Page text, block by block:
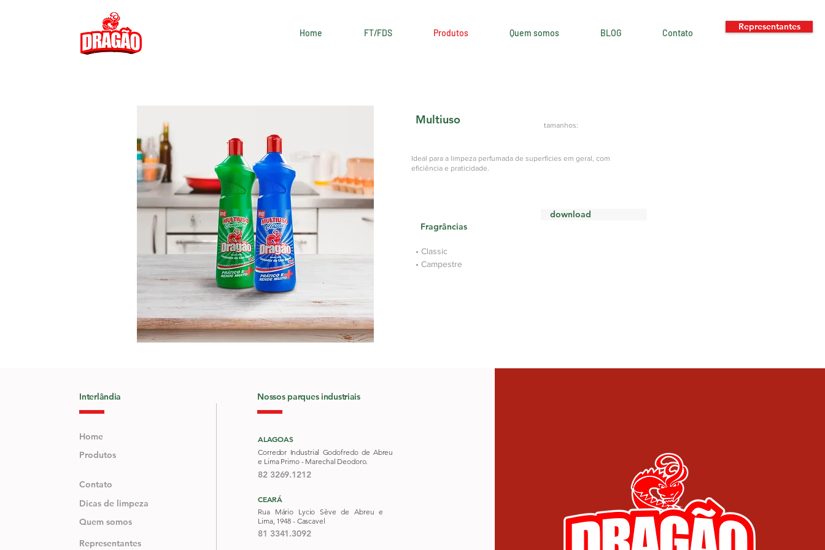
Home FT/FDS Produtos Quem somos BLOG Contato
Representantes
tamanhos:
Multiuso
Ideal para a limpeza perfumada de superfícies em geral, com
eficiência e praticidade.
Fragrâncias
download
• Classic
• Campestre
Interlândia Nossos parques industriais
Home
Produtos
Contato
ALAGOAS
Corredor Industrial Godofredo de Abreu
e Lima Primo - Marechal Deodoro.
82 3269.1212
Dicas de limpeza
Quem somos
Representantes
CEARÁ
Rua Mário Lycio Sève de Abreu e
Lima, 1948 - Cascavel
81 3341.3092